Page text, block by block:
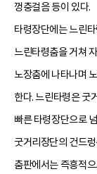
껑충걸음 등이 있다.
타령장단에는 느린
느린타령춤을 거쳐
노장춤에 나타나며
한다. 느린타령은 굿
빠른 타령장단으로
굿거리장단의 건드
춤판에서는 즉흥적